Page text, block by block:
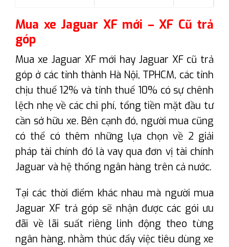
Mua xe Jaguar XF mới – XF Cũ trả
góp
Mua xe Jaguar XF mới hay Jaguar XF cũ trả
góp ở các tỉnh thành Hà Nội, TPHCM, các tỉnh
chịu thuế 12% và tỉnh thuế 10% có sự chênh
lệch nhẹ về các chi phí, tổng tiền mặt đầu tư
cần sở hữu xe. Bên cạnh đó, người mua cũng
có thể có thêm những lựa chọn về 2 giải
pháp tài chính đó là vay qua đơn vị tài chính
Jaguar và hệ thống ngân hàng trên cả nước.
Tại các thời điểm khác nhau mà người mua
Jaguar XF trả góp sẽ nhận được các gói ưu
đãi về lãi suất riêng linh động theo từng
ngân hàng, nhằm thúc đẩy việc tiêu dùng xe